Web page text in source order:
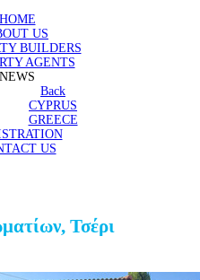
HOME
US
BUILDERS
AGENTS
NEWS
Back
CYPRUS
GREECE
US
Τσέρι